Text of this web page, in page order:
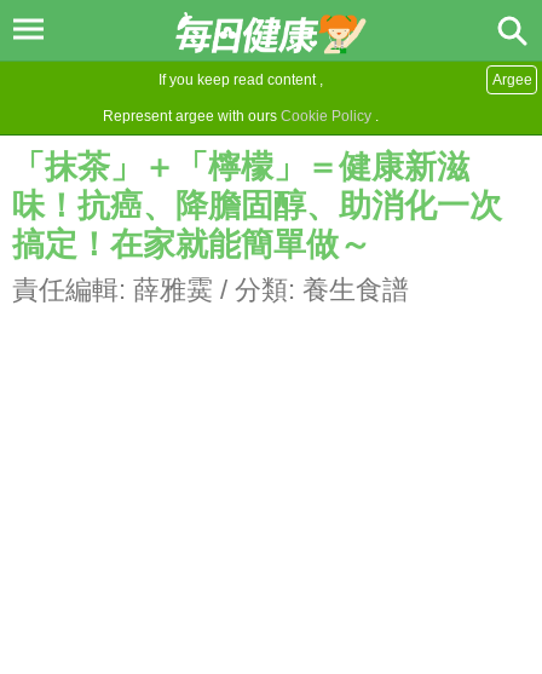
If you keep read content ,
Represent argee with ours Cookie Policy .
Argee
「抹茶」＋「檸檬」＝健康新滋
味！抗癌、降膽固醇、助消化一次
搞定！在家就能簡單做～
責任編輯: 薛雅霙 / 分類: 養生食譜